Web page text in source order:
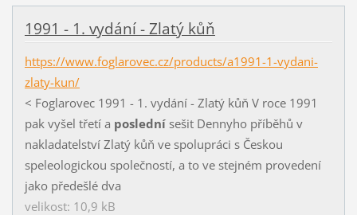
1991 - 1. vydání - Zlatý kůň
https://www.foglarovec.cz/products/a1991-1-vydani-
zlaty-kun/
< Foglarovec 1991 - 1. vydání - Zlatý kůň V roce 1991
pak vyšel třetí a poslednísešit Dennyho příběhů v
nakladatelství Zlatý kůň ve spolupráci s Českou
speleologickou společností, a to ve stejném provedení
jako předešlé dva
velikost: 10,9 kB